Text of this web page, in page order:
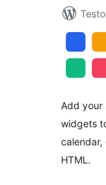
Add your
widgets
HTML.